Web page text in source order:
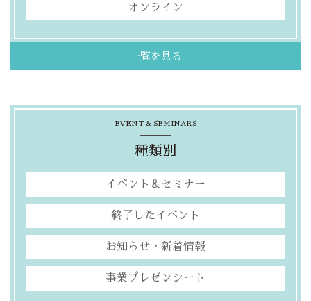
オンライン
一覧を見る
EVENT & SEMINARS
種類別
イベント＆セミナー
終了したイベント
お知らせ・新着情報
事業プレゼンシート